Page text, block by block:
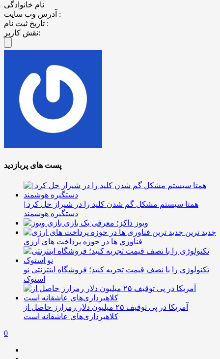
نام خانوادگی
آدرس وب سایت :
تاریخ ثبت نام :
نقش کاربر:
پست های پربازدید
همتا سیستم مشکل گم شدن کلید را در شیراز حل کرد |
دستگیره هوشمند
ویوز داکز؛ معرفی یک بازی
جدید ترین
فناوری ها در حوزه پرداخت های ارزی
تکنولوژی را با نصف قیمت تجربه کنید؛ فروشگاه اینترنتی نو
استوک
آمریکا در پی توقیف ۲۵ میلیون دلار رمزارز حاصل از
کلاهبرداری‌های عاشقانه است
0